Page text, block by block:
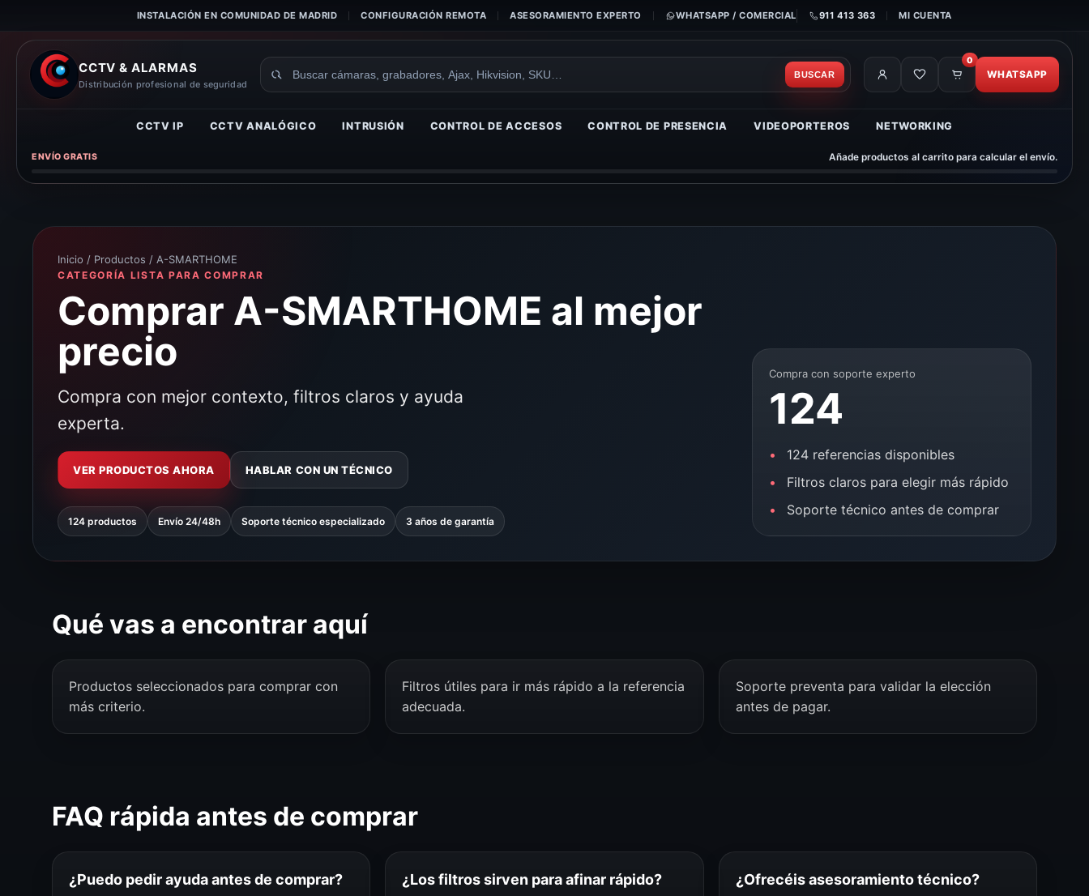
INSTALACIÓN EN COMUNIDAD DE MADRID CONFIGURACIÓN REMOTA ASESORAMIENTO EXPERTO WHATSAPP / COMERCIAL 911 413 363 MI CUENTA
CCTV & ALARMAS
Distribución profesional de seguridad
Buscar
BUSCAR
0
WHATSAPP
CCTV IP CCTV ANALÓGICO INTRUSIÓN CONTROL DE ACCESOS CONTROL DE PRESENCIA VIDEOPORTEROS NETWORKING
ENVÍO GRATIS Añade productos al carrito para calcular el envío.
Inicio / Productos / A-SMARTHOME
CATEGORÍA LISTA PARA COMPRAR
Comprar A-SMARTHOME al mejor
precio
Compra con mejor contexto, filtros claros y ayuda
experta.
VER PRODUCTOS AHORA HABLAR CON UN TÉCNICO
124 productos Envío 24/48h Soporte técnico especializado 3 años de garantía
Compra con soporte experto
124
124 referencias disponibles
Filtros claros para elegir más rápido
Soporte técnico antes de comprar
Qué vas a encontrar aquí
Productos seleccionados para comprar con
más criterio.
Filtros útiles para ir más rápido a la referencia
adecuada.
Soporte preventa para validar la elección
antes de pagar.
FAQ rápida antes de comprar
¿Puedo pedir ayuda antes de comprar? ¿Los filtros sirven para afinar rápido? ¿Ofrecéis asesoramiento técnico?